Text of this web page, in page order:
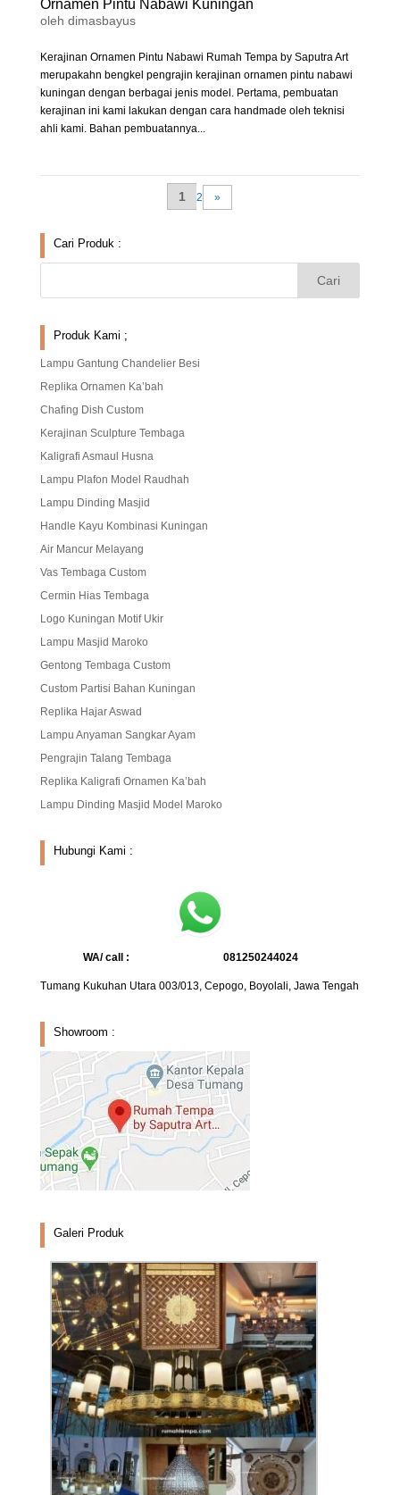
Ornamen Pintu Nabawi Kuningan
oleh dimasbayus
Kerajinan Ornamen Pintu Nabawi Rumah Tempa by Saputra Art
merupakahn bengkel pengrajin kerajinan ornamen pintu nabawi
kuningan dengan berbagai jenis model. Pertama, pembuatan
kerajinan ini kami lakukan dengan cara handmade oleh teknisi
ahli kami. Bahan pembuatannya...
1 2 »
Cari Produk :
Produk Kami ;
Lampu Gantung Chandelier Besi
Replika Ornamen Ka’bah
Chafing Dish Custom
Kerajinan Sculpture Tembaga
Kaligrafi Asmaul Husna
Lampu Plafon Model Raudhah
Lampu Dinding Masjid
Handle Kayu Kombinasi Kuningan
Air Mancur Melayang
Vas Tembaga Custom
Cermin Hias Tembaga
Logo Kuningan Motif Ukir
Lampu Masjid Maroko
Gentong Tembaga Custom
Custom Partisi Bahan Kuningan
Replika Hajar Aswad
Lampu Anyaman Sangkar Ayam
Pengrajin Talang Tembaga
Replika Kaligrafi Ornamen Ka’bah
Lampu Dinding Masjid Model Maroko
Hubungi Kami :
WA/ call : 081250244024
Tumang Kukuhan Utara 003/013, Cepogo, Boyolali, Jawa Tengah
Showroom :
Galeri Produk